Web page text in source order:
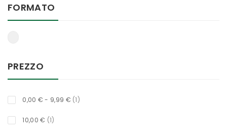
FORMATO
PREZZO
0,00 € - 9,99 € 1titolo
10,00 € 1titolo